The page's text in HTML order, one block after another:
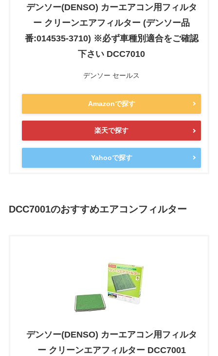
デンソー(DENSO) カーエアコン用フィルタ
ー クリーンエアフィルター (デンソー品
番:014535-3710) ※必ず車種別適合をご確認
下さい DCC7010
デンソー セールス
Amazonで探す
楽天で探す
Yahooで探す
DCC7001のおすすめエアコンフィルター
デンソー(DENSO) カーエアコン用フィルタ
ー クリーンエアフィルター DCC7001